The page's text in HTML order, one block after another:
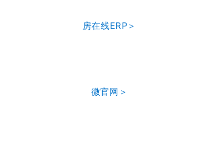
房在线ERP＞
微官网＞